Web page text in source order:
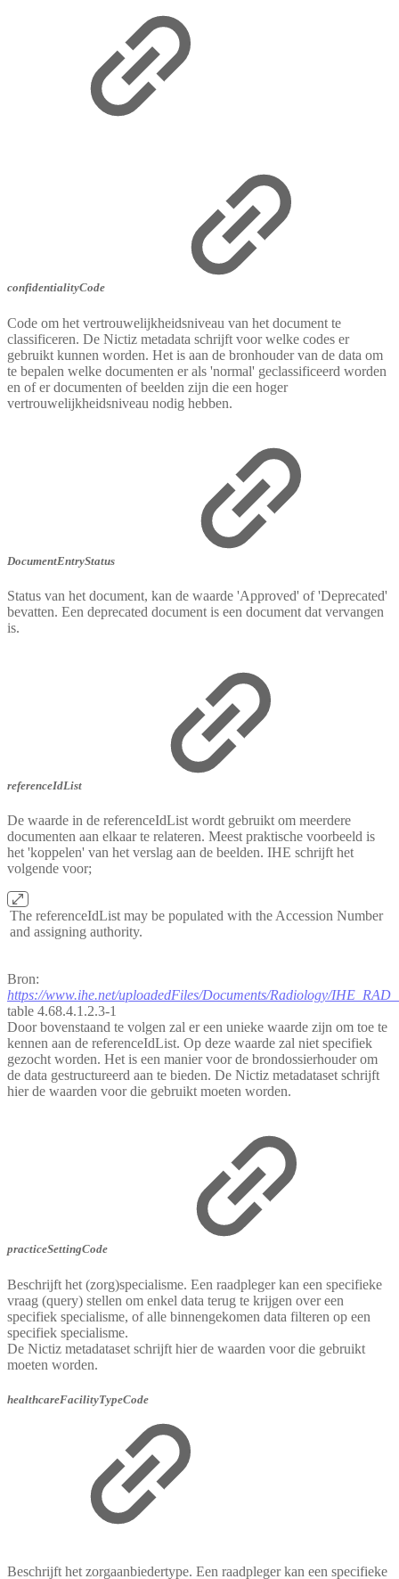
confidentialityCode
Code om het vertrouwelijkheidsniveau van het document te
classificeren. De Nictiz metadata schrijft voor welke codes er
gebruikt kunnen worden. Het is aan de bronhouder van de data om
te bepalen welke documenten er als 'normal' geclassificeerd worden
en of er documenten of beelden zijn die een hoger
vertrouwelijkheidsniveau nodig hebben.
DocumentEntryStatus
Status van het document, kan de waarde 'Approved' of 'Deprecated'
bevatten. Een deprecated document is een document dat vervangen
is.
referenceIdList
De waarde in de referenceIdList wordt gebruikt om meerdere
documenten aan elkaar te relateren. Meest praktische voorbeeld is
het 'koppelen' van het verslag aan de beelden. IHE schrijft het
volgende voor;
The referenceIdList may be populated with the Accession Number
and assigning authority.
Bron:
https://www.ihe.net/uploadedFiles/Documents/Radiology/
table 4.68.4.1.2.3-1
Door bovenstaand te volgen zal er een unieke waarde zijn om toe te
kennen aan de referenceIdList. Op deze waarde zal niet specifiek
gezocht worden. Het is een manier voor de brondossierhouder om
de data gestructureerd aan te bieden. De Nictiz metadataset schrijft
hier de waarden voor die gebruikt moeten worden.
practiceSettingCode
Beschrijft het (zorg)specialisme. Een raadpleger kan een specifieke
vraag (query) stellen om enkel data terug te krijgen over een
specifiek specialisme, of alle binnengekomen data filteren op een
specifiek specialisme.
De Nictiz metadataset schrijft hier de waarden voor die gebruikt
moeten worden.
healthcareFacilityTypeCode
Beschrijft het zorgaanbiedertype. Een raadpleger kan een specifieke